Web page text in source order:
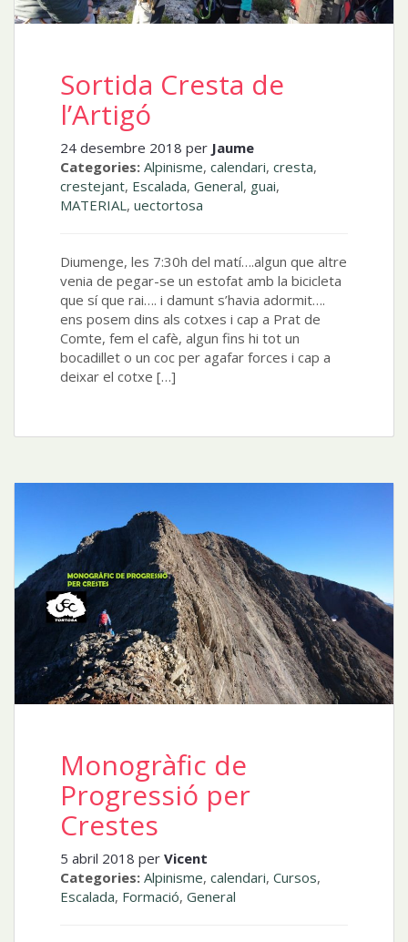
Sortida Cresta de
l’Artigó
24 desembre 2018 per Jaume
Categories: Alpinisme, calendari, cresta,
crestejant, Escalada, General, guai,
MATERIAL , uectortosa
Diumenge, les 7:30h del matí….algun que altre
venia de pegar-se un estofat amb la bicicleta
que sí que rai…. i damunt s’havia adormit….
ens posem dins als cotxes i cap a Prat de
Comte, fem el cafè, algun fins hi tot un
bocadillet o un coc per agafar forces i cap a
deixar el cotxe […]
Monogràfic de
Progressió per
Crestes
5 abril 2018 per Vicent
Categories: Alpinisme, calendari, Cursos,
Escalada, Formació, General